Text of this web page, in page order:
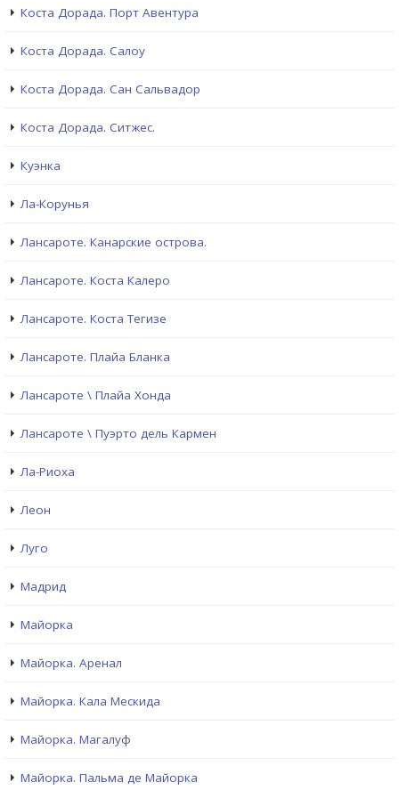
Коста Дорада. Порт Авентура
Коста Дорада. Салоу
Коста Дорада. Сан Сальвадор
Коста Дорада. Ситжес.
Куэнка
Ла-Корунья
Лансароте. Канарские острова.
Лансароте. Коста Калеро
Лансароте. Коста Тегизе
Лансароте. Плайа Бланка
Лансароте \ Плайа Хонда
Лансароте \ Пуэрто дель Кармен
Ла-Риоха
Леон
Луго
Мадрид
Майорка
Майорка. Аренал
Майорка. Кала Мескида
Майорка. Магалуф
Майорка. Пальма де Майорка